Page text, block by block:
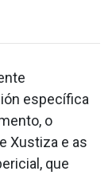
específica
o
Xustiza e as
que